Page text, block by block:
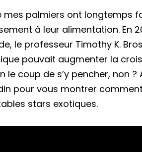
mes palmiers ont longtemps
à leur alimentation. En
le professeur Timothy K.
pouvait augmenter la
le coup de s’y pencher, non
pour vous montrer
stars exotiques.